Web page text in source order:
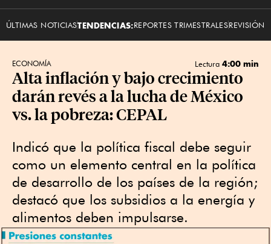
ÚLTIMAS NOTICIASTENDENCIAS:REPORTES TRIMESTRALESREVISIÓN
ECONOMÍA Lectura 4:00 min
Alta inflación y bajo crecimiento
darán revés a la lucha de México
vs. la pobreza: CEPAL
Indicó que la política fiscal debe seguir
como un elemento central en la política
de desarrollo de los países de la región;
destacó que los subsidios a la energía y
alimentos deben impulsarse.